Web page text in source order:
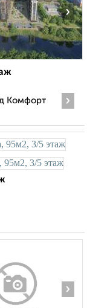
›
Комфорт
›
›